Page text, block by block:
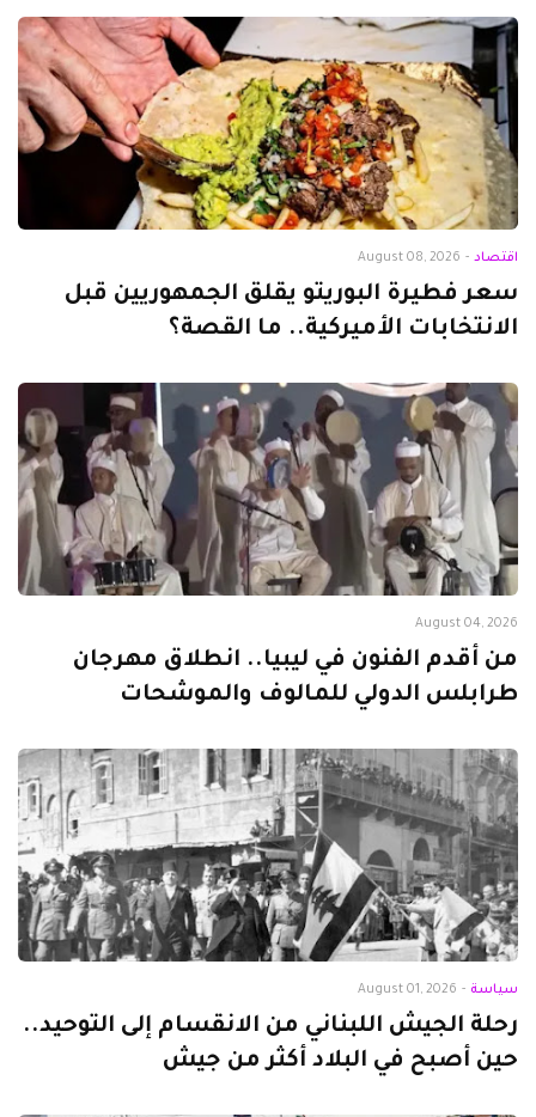
اقتصاد -
August 08, 2026
سعر فطيرة البوريتو يقلق الجمهوريين قبل
الانتخابات الأميركية.. ما القصة؟
August 04, 2026
من أقدم الفنون في ليبيا.. انطلاق مهرجان
طرابلس الدولي للمالوف والموشحات
سياسة -
August 01, 2026
رحلة الجيش اللبناني من الانقسام إلى التوحيد..
حين أصبح في البلاد أكثر من جيش